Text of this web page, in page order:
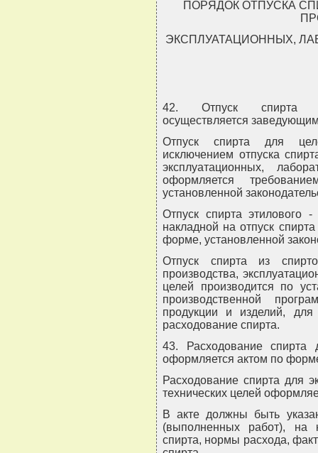
ПОРЯДОК ОТПУСКА
ЭКСПЛУАТАЦИОННЫХ,
42. Отпуск спирта
осуществляется
Отпуск спирта для
исключением отпуска
эксплуатационных,
оформляется
установленной
Отпуск спирта этилового
накладной на отпуск
форме, установленной
Отпуск спирта из
производства,
целей производится по
производственной
продукции и изделий, для
расходование спирта.
43. Расходование спирта
оформляется актом по
Расходование спирта для
технических целей
В акте должны быть
(выполненных работ), на
спирта, нормы расхода,